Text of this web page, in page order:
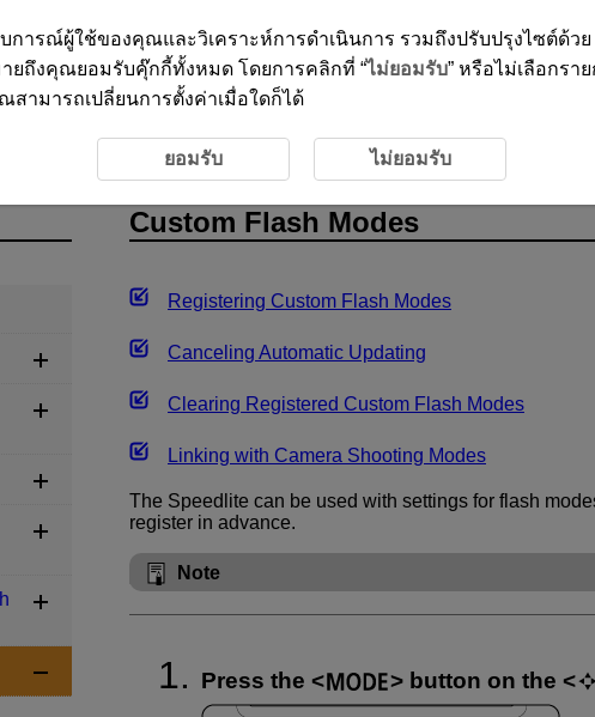
Speedlite
Custom Flash Modes
Registering Custom Flash Modes
Canceling Automatic Updating
Clearing Registered Custom Flash Modes
Linking with Camera Shooting Modes
The Speedlite can be used with settings for flash
register in advance.
Note
Press the button on the
การณ์ผู้ใช้ของคุณและวิเคราะห์การดำเนินการ รวมถึงปรับปรุงไซต์ด้
ายถึงคุณยอมรับคุ๊กกี้ทั้งหมด โดยการคลิกที่ “ไม่ยอมรับ” หรือไม่เลือกรา
ามารถเปลี่ยนการตั้งค่าเมื่อใดก็ได้
ยอมรับ ไม่ยอมรับ